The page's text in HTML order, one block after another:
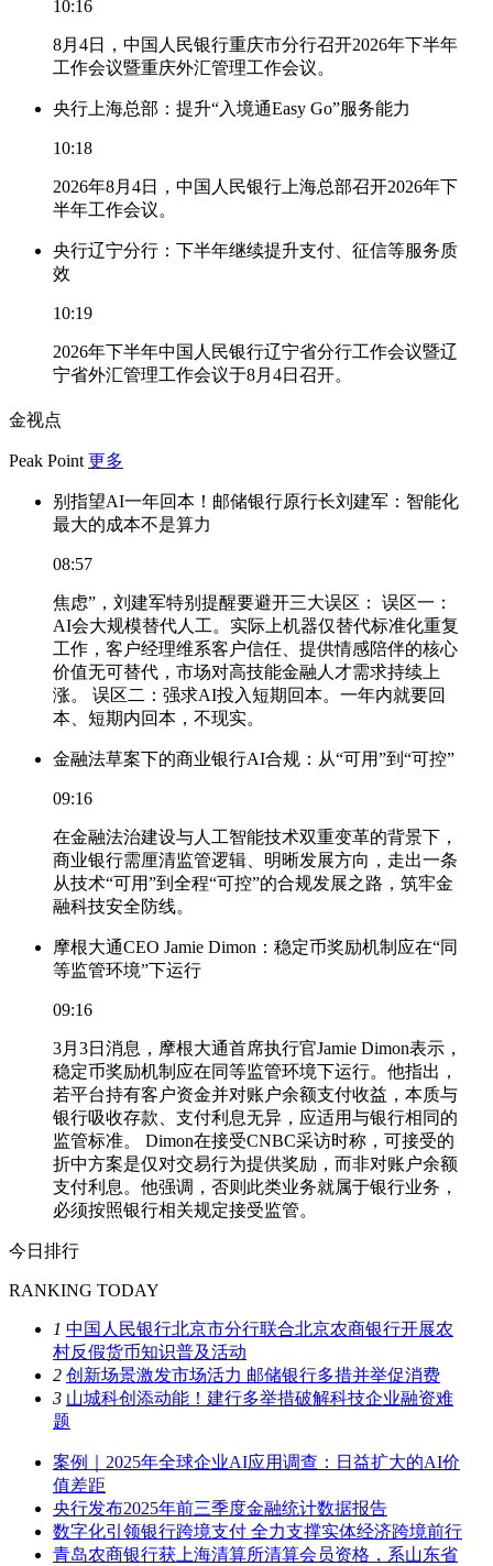
10:16
8月4日，中国人民银行重庆市分行召开2026年下半年
工作会议暨重庆外汇管理工作会议。
央行上海总部：提升“入境通Easy Go”服务能力
10:18
2026年8月4日，中国人民银行上海总部召开2026年下
半年工作会议。
央行辽宁分行：下半年继续提升支付、征信等服务质
效
10:19
2026年下半年中国人民银行辽宁省分行工作会议暨辽
宁省外汇管理工作会议于8月4日召开。
金视点
Peak Point 更多
别指望AI一年回本！邮储银行原行长刘建军：智能化
最大的成本不是算力
08:57
焦虑”，刘建军特别提醒要避开三大误区： 误区一：
AI会大规模替代人工。实际上机器仅替代标准化重复
工作，客户经理维系客户信任、提供情感陪伴的核心
价值无可替代，市场对高技能金融人才需求持续上
涨。 误区二：强求AI投入短期回本。一年内就要回
本、短期内回本，不现实。
金融法草案下的商业银行AI合规：从“可用”到“可控”
09:16
在金融法治建设与人工智能技术双重变革的背景下，
商业银行需厘清监管逻辑、明晰发展方向，走出一条
从技术“可用”到全程“可控”的合规发展之路，筑牢金
融科技安全防线。
摩根大通CEO Jamie Dimon：稳定币奖励机制应在“同
等监管环境”下运行
09:16
3月3日消息，摩根大通首席执行官Jamie Dimon表示，
稳定币奖励机制应在同等监管环境下运行。他指出，
若平台持有客户资金并对账户余额支付收益，本质与
银行吸收存款、支付利息无异，应适用与银行相同的
监管标准。 Dimon在接受CNBC采访时称，可接受的
折中方案是仅对交易行为提供奖励，而非对账户余额
支付利息。他强调，否则此类业务就属于银行业务，
必须按照银行相关规定接受监管。
今日排行
RANKING TODAY
1 中国人民银行北京市分行联合北京农商银行开展农
村反假货币知识普及活动
2 创新场景激发市场活力 邮储银行多措并举促消费
3 山城科创添动能！建行多举措破解科技企业融资难
题
案例｜2025年全球企业AI应用调查：日益扩大的AI价
值差距
央行发布2025年前三季度金融统计数据报告
数字化引领银行跨境支付 全力支撑实体经济跨境前行
青岛农商银行获上海清算所清算会员资格，系山东省